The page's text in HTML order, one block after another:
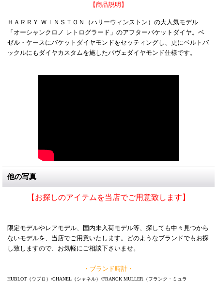
【商品説明】
ＨＡＲＲＹ ＷＩＮＳＴＯＮ（ハリーウィンストン）の大人気モデル
「オーシャンクロノ レトログラード」のアフターバケットダイヤ。ベ
ゼル・ケースにバケットダイヤモンドをセッティングし、更にベルトバ
ックルにもダイヤカスタムを施したパヴェダイヤモンド仕様です。
他の写真
【お探しのアイテムを当店でご用意致します】
限定モデルやレアモデル、国内未入荷モデル等、探しても中々見つから
ないモデルを、当店でご用意いたします。どのようなブランドでもお探
し致しますので、お気軽にご相談下さいませ。
・ブランド時計・
HUBLOT（ウブロ）/CHANEL（シャネル）/FRANCK MULLER（フランク・ミュラ